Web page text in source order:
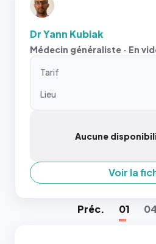
Dr Yann Kubiak
Médecin généraliste · En
Tarif
Lieu
Aucune
Voir la
Préc. 01